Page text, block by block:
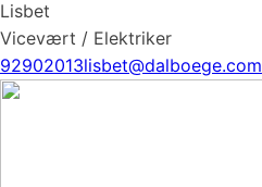
Lisbet
Vicevært / Elektriker
92902013lisbet@dalboege.com